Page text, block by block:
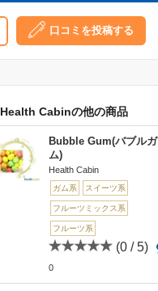
口コミを投稿する
Health Cabinの他の商品
Bubble Gum(バブルガ
ム)
Health Cabin
ガム系 スイーツ系
フルーツミックス系
フルーツ系
(0 / 5)
0